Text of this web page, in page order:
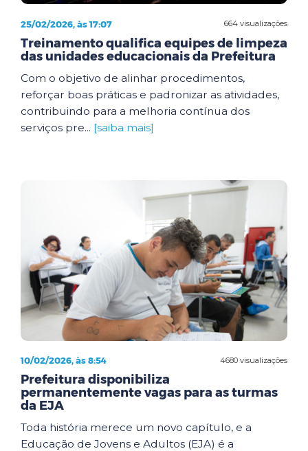
664 visualizações
25/02/2026, às 17:07
Treinamento qualifica equipes de limpeza
das unidades educacionais da Prefeitura
Com o objetivo de alinhar procedimentos,
reforçar boas práticas e padronizar as atividades,
contribuindo para a melhoria contínua dos
serviços pre... [saiba mais]
4680 visualizações
10/02/2026, às 8:54
Prefeitura disponibiliza
permanentemente vagas para as turmas
da EJA
Toda história merece um novo capítulo, e a
Educação de Jovens e Adultos (EJA) é a